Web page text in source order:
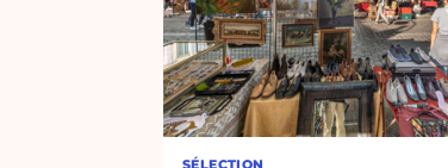
SÉLECTION